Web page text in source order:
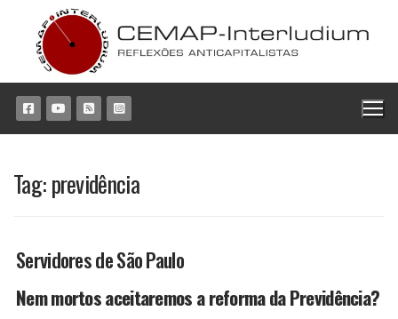
conteúdo
Tag:previdência
Servidores de São Paulo
Nem mortos aceitaremos a reforma da Previdência?